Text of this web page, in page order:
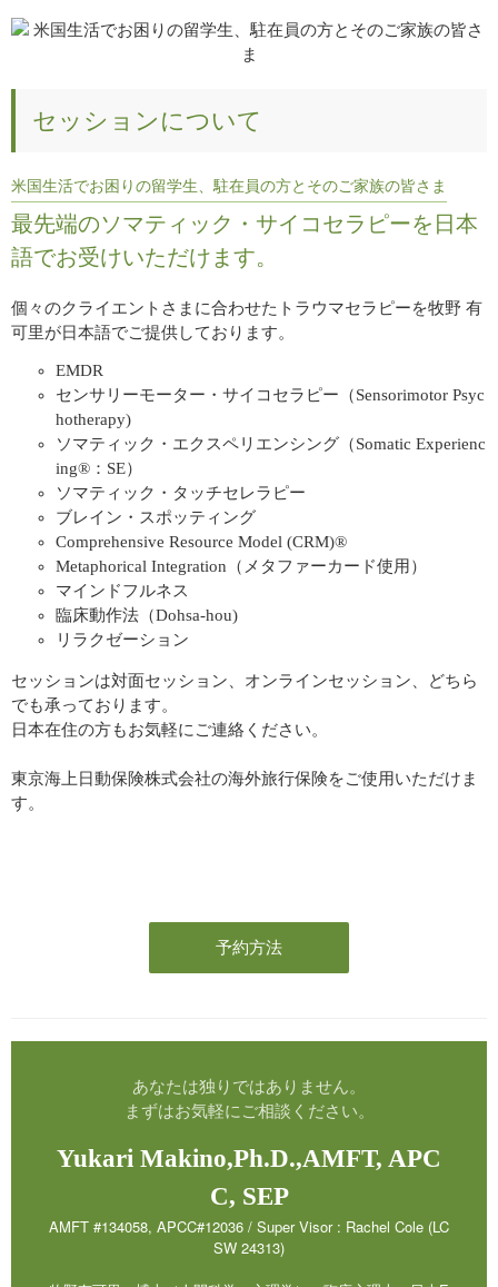
セッションについて
米国生活でお困りの留学生、駐在員の方とそのご家族の皆さま
最先端のソマティック・サイコセラピーを日本
語でお受けいただけます。
個々のクライエントさまに合わせたトラウマセラピーを牧野 有
可里が日本語でご提供しております。
EMDR
センサリーモーター・サイコセラピー（Sensorimotor Psyc
hotherapy)
ソマティック・エクスペリエンシング（Somatic Experienc
ing®：SE）
ソマティック・タッチセレラピー
ブレイン・スポッティング
Comprehensive Resource Model (CRM)®
Metaphorical Integration（メタファーカード使用）
マインドフルネス
臨床動作法（Dohsa-hou)
リラクゼーション
セッションは対面セッション、オンラインセッション、どちら
でも承っております。
日本在住の方もお気軽にご連絡ください。
東京海上日動保険株式会社の海外旅行保険をご使用いただけま
す。
予約方法
あなたは独りではありません。
まずはお気軽にご相談ください。
Yukari Makino,Ph.D.,AMFT, APC
C, SEP
AMFT #134058, APCC#12036 / Super Visor : Rachel Cole (LC
SW 24313)